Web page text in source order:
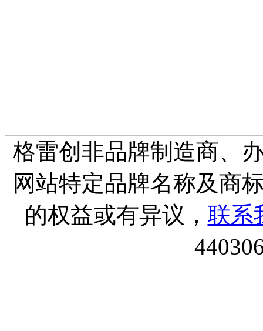
格雷创非品牌制造商、
网站特定品牌名称及商
的权益或有异议， 联系